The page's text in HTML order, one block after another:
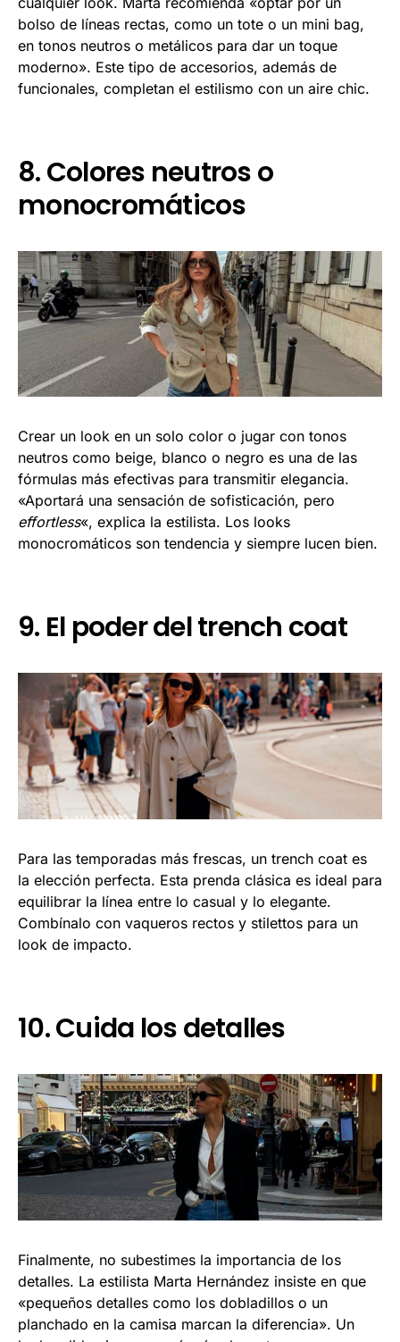
bolso de líneas rectas, como un tote o un mini bag,
en tonos neutros o metálicos para dar un toque
moderno». Este tipo de accesorios, además de
funcionales, completan el estilismo con un aire chic.
8. Colores neutros o
monocromáticos
Crear un look en un solo color o jugar con tonos
neutros como beige, blanco o negro es una de las
fórmulas más efectivas para transmitir elegancia.
«Aportará una sensación de sofisticación, pero
effortless«, explica la estilista. Los looks
monocromáticos son tendencia y siempre lucen bien.
9. El poder del trench coat
Para las temporadas más frescas, un trench coat es
la elección perfecta. Esta prenda clásica es ideal para
equilibrar la línea entre lo casual y lo elegante.
Combínalo con vaqueros rectos y stilettos para un
look de impacto.
10. Cuida los detalles
Finalmente, no subestimes la importancia de los
detalles. La estilista Marta Hernández insiste en que
«pequeños detalles como los dobladillos o un
planchado en la camisa marcan la diferencia». Un